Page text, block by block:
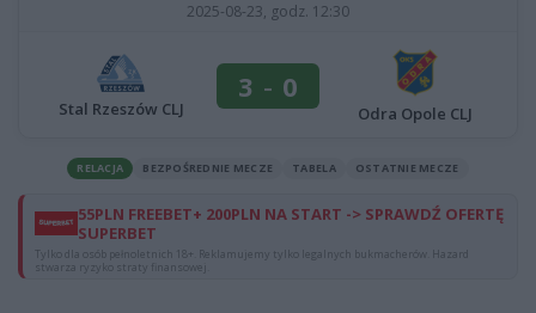
2025-08-23, godz. 12:30
Stal Rzeszów CLJ
3 - 0
Odra Opole CLJ
RELACJA BEZPOŚREDNIE MECZE TABELA OSTATNIE MECZE
55PLN FREEBET+ 200PLN NA START -> SPRAWDŹ OFERTĘ
SUPERBET
Tylko dla osób pełnoletnich 18+. Reklamujemy tylko legalnych bukmacherów. Hazard
stwarza ryzyko straty finansowej.